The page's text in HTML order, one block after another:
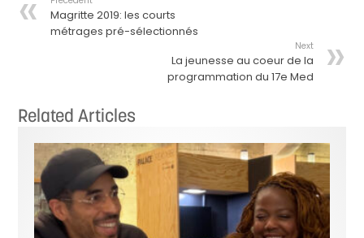
Magritte 2019: les courts
métrages pré-sélectionnés
Next
La jeunesse au coeur de la
programmation du 17e Med
Related Articles